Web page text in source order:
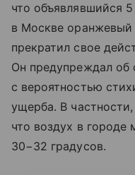
что объявлявшийся
в Москве оранжевый
прекратил свое
Он предупреждал об
с вероятностью
ущерба. В
что воздух в городе
30−32 градусов.